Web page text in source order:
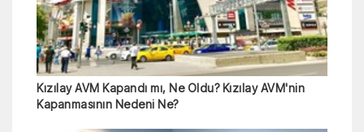
Kızılay AVM Kapandı mı, Ne Oldu? Kızılay AVM'nin
Kapanmasının Nedeni Ne?